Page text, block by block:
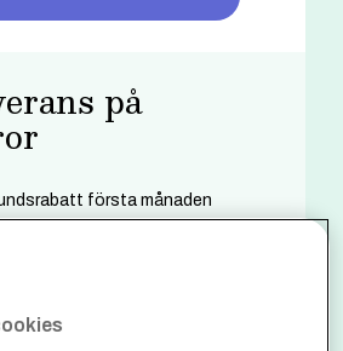
på
första månaden
850 kr